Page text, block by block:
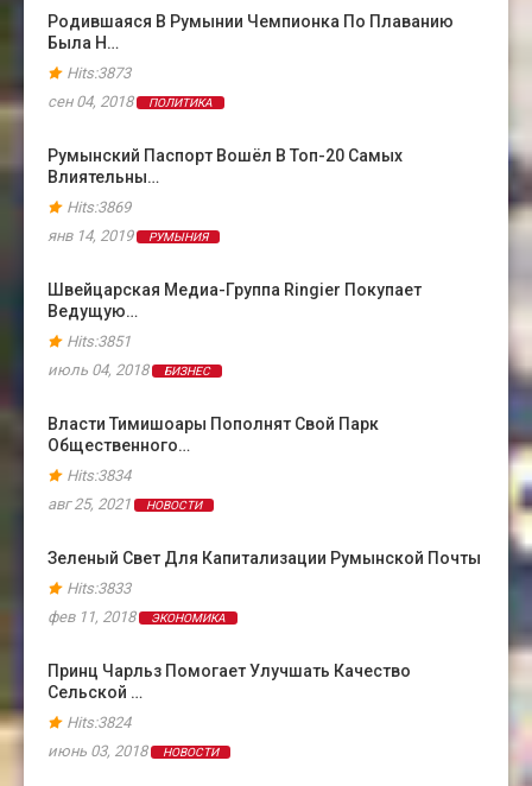
Родившаяся В Румынии Чемпионка По Плаванию
Была Н…
Hits:3873
сен 04, 2018
ПОЛИТИКА
Румынский Паспорт Вошёл В Топ-20 Самых
Влиятельны…
Hits:3869
янв 14, 2019
РУМЫНИЯ
Швейцарская Медиа-Группа Ringier Покупает
Ведущую…
Hits:3851
июль 04, 2018
БИЗНЕС
Власти Тимишоары Пополнят Свой Парк
Общественного…
Hits:3834
авг 25, 2021
НОВОСТИ
Зеленый Свет Для Капитализации Румынской Почты
Hits:3833
фев 11, 2018
ЭКОНОМИКА
Принц Чарльз Помогает Улучшать Качество
Сельской …
Hits:3824
июнь 03, 2018
НОВОСТИ